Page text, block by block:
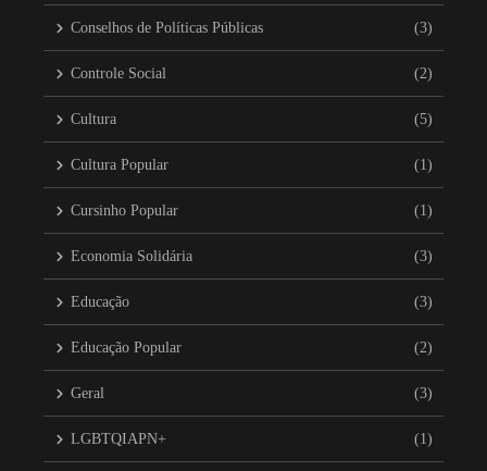
Conselhos de Políticas Públicas (3)
Controle Social (2)
Cultura (5)
Cultura Popular (1)
Cursinho Popular (1)
Economia Solidária (3)
Educação (3)
Educação Popular (2)
Geral (3)
LGBTQIAPN+ (1)